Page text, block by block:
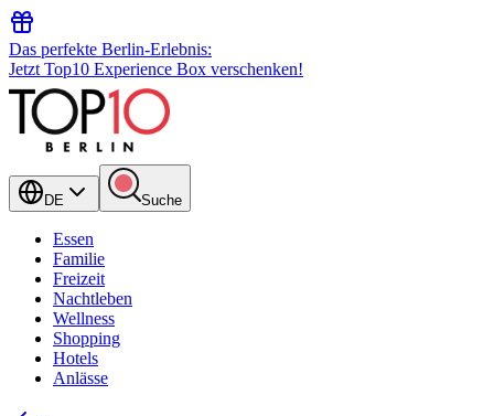
Das perfekte Berlin-Erlebnis:
Jetzt Top10 Experience Box verschenken!
DE Suche
Essen
Familie
Freizeit
Nachtleben
Wellness
Shopping
Hotels
Anlässe